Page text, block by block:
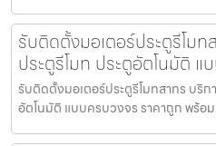
รับติดตั้งมอเตอร์ประตูรีโม
ประตูรีโมท ประตูอัตโนมัติ แ
รับติดตั้งมอเตอร์ประตูรีโมทสาทร บริ
อัตโนมัติ แบบครบวงจร ราคาถูก พร้อม